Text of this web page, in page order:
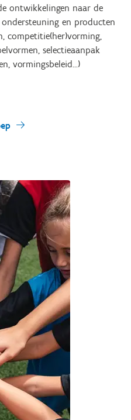
ontwikkelingen naar de
en producten
competitie(her)vorming,
selectieaanpak
vormingsbeleid...)